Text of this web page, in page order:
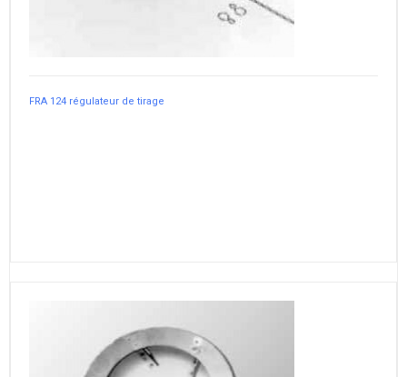
FRA 124 régulateur de tirage